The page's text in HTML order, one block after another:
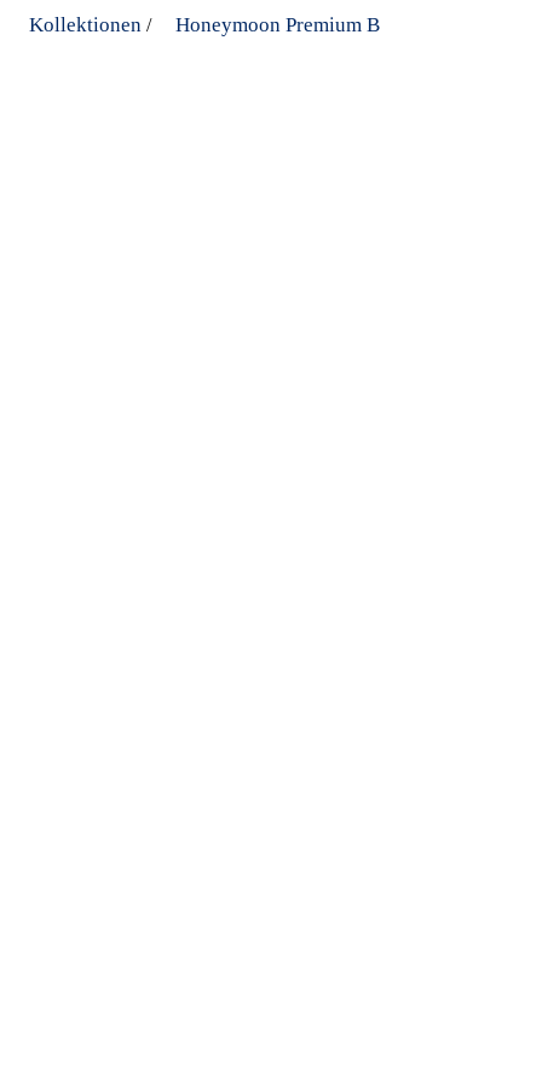
Kollektionen / Honeymoon Premium B